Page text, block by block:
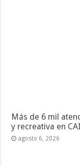
Más de 6 mil
y recreativa en
agosto 6, 2026